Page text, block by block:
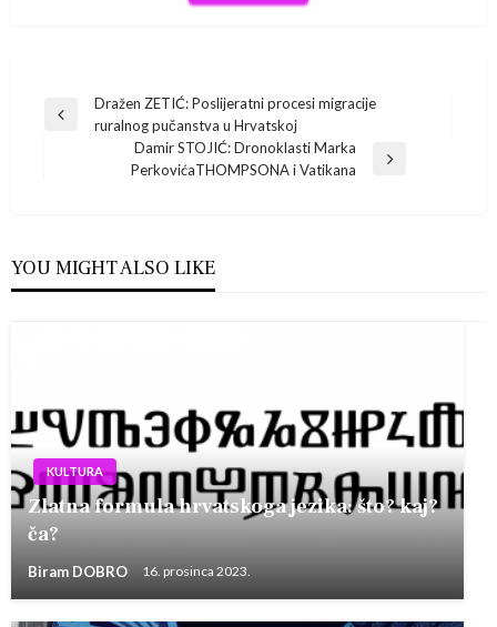
Navigacija
objava
Previous
Dražen ZETIĆ: Poslijeratni procesi migracije
ruralnog pučanstva u Hrvatskoj
Damir STOJIĆ: Dronoklasti Marka
PerkovićaTHOMPSONA i Vatikana
YOU MIGHT ALSO LIKE
KULTURA
Zlatna formula hrvatskoga jezika: što? kaj?
ča?
Biram DOBRO 16. prosinca 2023.